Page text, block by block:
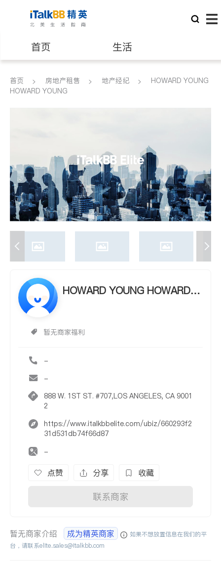
首页 生活
医生 律师
养老 非盈利组织
首页 房地产租售 地产经纪
HOWARD YOUNG
HOWARD YOUNG
HOWARD YOUNG HOWARD Y
暂无商家福利
-
-
888 W. 1ST ST. #707,LOS ANGELES, CA 9001
2
https://www.italkbbelite.com/ubiz/660293f2
31d531db74f66d87
-
点赞 分享 收藏
联系商家
暂无商家介绍 成为精英商家
如果不想放置信息在我们的平
台，请联系elite.sales@italkbb.com